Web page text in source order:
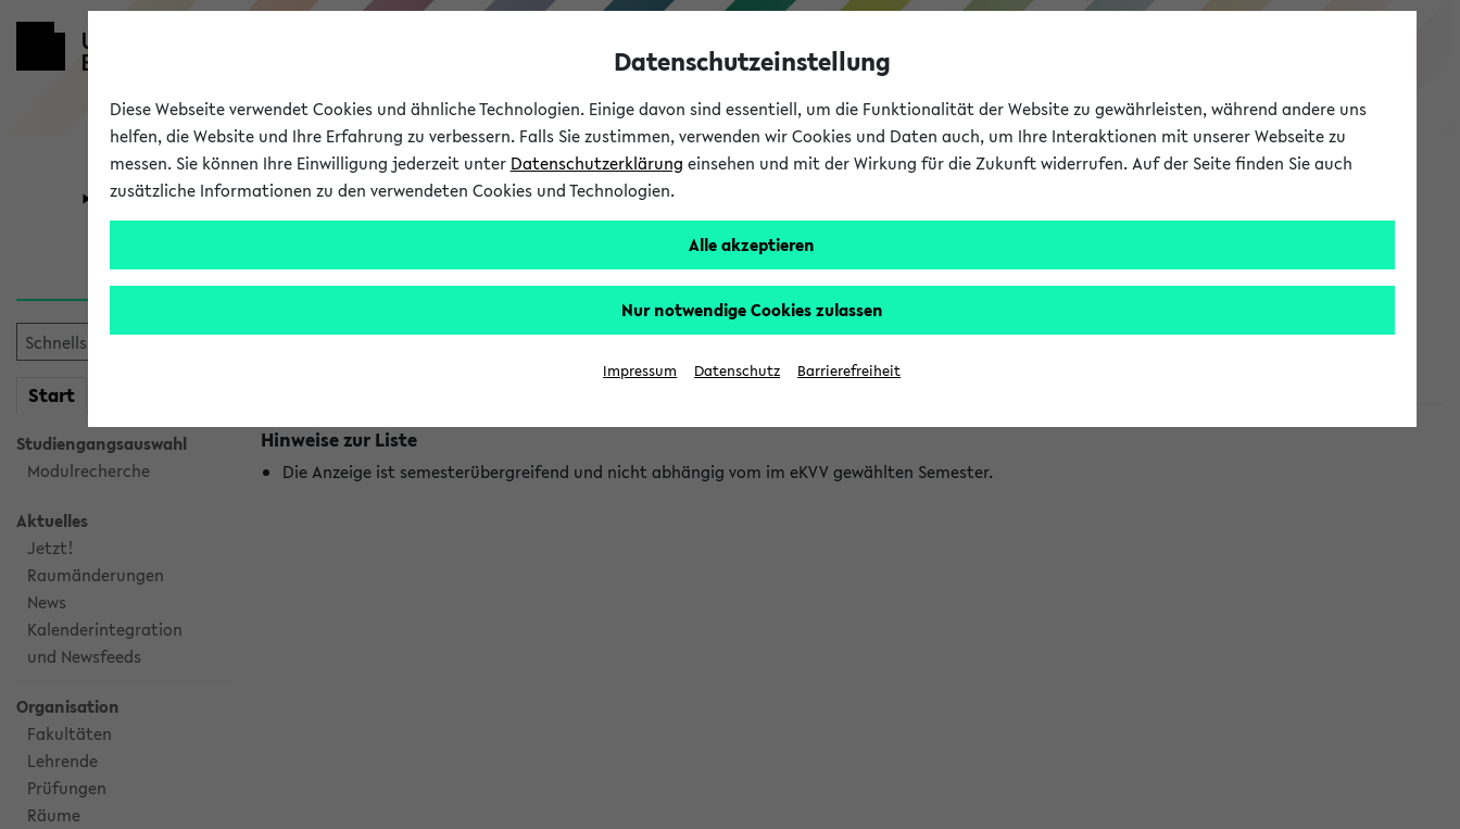
eKVV
Universität Forschung Studium
Start
Studiengangsauswahl
Modulrecherche
Aktuelles
Jetzt!
Raumänderungen
News
Kalenderintegration
und Newsfeeds
Organisation
Fakultäten
Lehrende
Prüfungen
Räume
Jetzt und in Kürze stattfindende Veranstaltungen
Hinweise zur Liste
Die Anzeige ist semesterübergreifend und nicht abhängig vom im eKVV gewählten Semester.
Datenschutzeinstellung
Diese Webseite verwendet Cookies und ähnliche Technologien. Einige davon sind essentiell, um die Funktionalität der Website zu gewährleisten, während andere uns
helfen, die Website und Ihre Erfahrung zu verbessern. Falls Sie zustimmen, verwenden wir Cookies und Daten auch, um Ihre Interaktionen mit unserer Webseite zu
messen. Sie können Ihre Einwilligung jederzeit unter Datenschutzerklärung einsehen und mit der Wirkung für die Zukunft widerrufen. Auf der Seite finden Sie auch
zusätzliche Informationen zu den verwendeten Cookies und Technologien.
Alle akzeptieren
Nur notwendige Cookies zulassen
Impressum Datenschutz Barrierefreiheit